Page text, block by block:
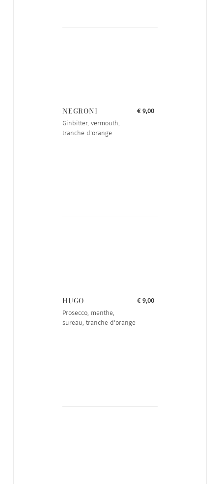
NEGRONI
Ginbitter, vermouth,
tranche d'orange
€ 9,00
HUGO
Prosecco, menthe,
sureau, tranche d'orange
€ 9,00